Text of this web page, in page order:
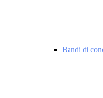
Bandi di